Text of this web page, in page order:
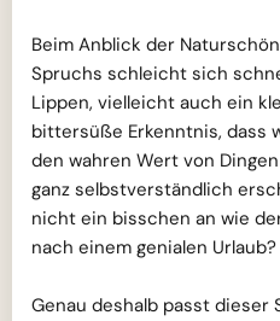
Beim Anblick der
Spruchs schleicht sich
Lippen, vielleicht auch ein
bittersüße Erkenntnis, dass
den wahren Wert von
ganz selbstverständlich
nicht ein bisschen an wie
nach einem genialen Urlaub?
Genau deshalb passt dieser